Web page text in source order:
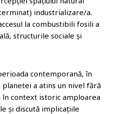
industrializare/a.
la combustibili fosili a
structurile sociale și
contemporană, în
planetei a atins un nivel fără
context istoric amploarea
și discută implicațiile